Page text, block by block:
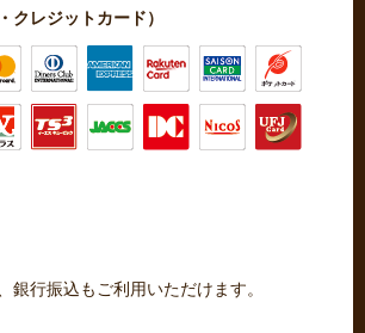
クレジットカード）
銀行振込もご利用いただけます。